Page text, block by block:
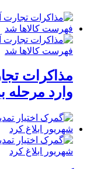
مذاکرات
وارد